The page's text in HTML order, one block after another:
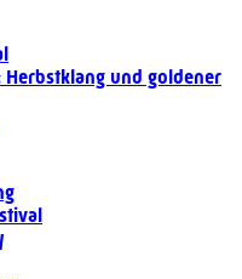
Herbstklang und goldener